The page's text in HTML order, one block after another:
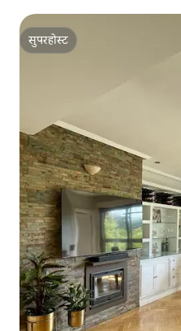
सुपरहोस्ट
सुपरहोस्ट